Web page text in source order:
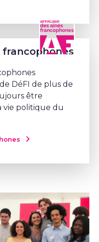
DéFI de plus de
être
vie politique du